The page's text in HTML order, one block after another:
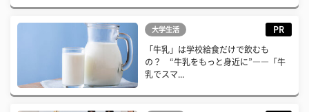
大学生活 PR
「牛乳」は学校給食だけで飲むも
の？ “牛乳をもっと身近に”――「牛
乳でスマ...